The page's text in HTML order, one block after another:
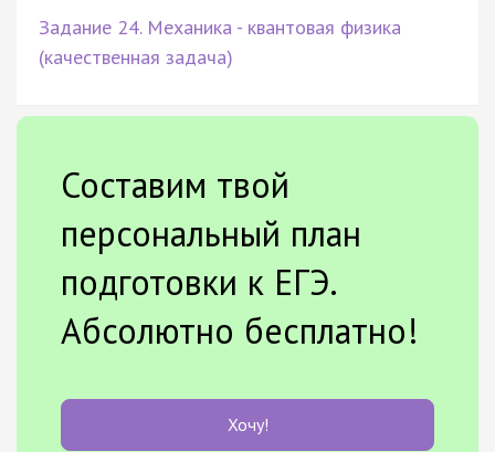
Задание 24. Механика - квантовая физика
(качественная задача)
Составим твой
персональный план
подготовки к ЕГЭ.
Абсолютно бесплатно!
Хочу!